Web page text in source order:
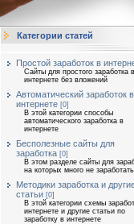
Категории статей
Простой заработок в
Сайты для простого заработка в
интернете без вложений
Автоматический заработок в
интернете [0]
В этой категории способы
автоматического заработка в
интернете
Бесполезные сайты для
заработка [0]
В этом разделе сайты для
на которых много не заработать
Методики заработка и
статьи [0]
В этой категории схемы
интернете и другие статьи по
заработку в интернете